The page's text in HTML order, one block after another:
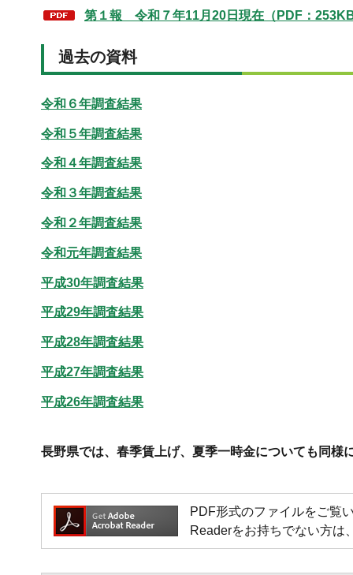
第１報 令和７年11月20日現在（PDF：
過去の資料
令和６年調査結果
令和５年調査結果
令和４年調査結果
令和３年調査結果
令和２年調査結果
令和元年調査結果
平成30年調査結果
平成29年調査結果
平成28年調査結果
平成27年調査結果
平成26年調査結果
長野県では、春季賃上げ、夏季一時金についても同様
PDF形式のファイルをご覧
Readerをお持ちでない方は